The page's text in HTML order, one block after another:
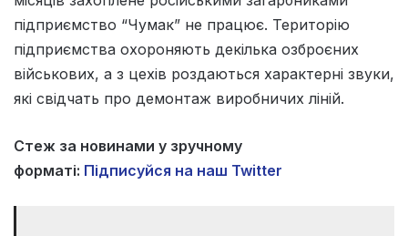
підприємство “Чумак” не працює. Територію
підприємства охороняють декілька озброєних
військових, а з цехів роздаються характерні звуки,
які свідчать про демонтаж виробничих ліній.
Стеж за новинами у зручному
форматі: Підписуйся на наш Twitter